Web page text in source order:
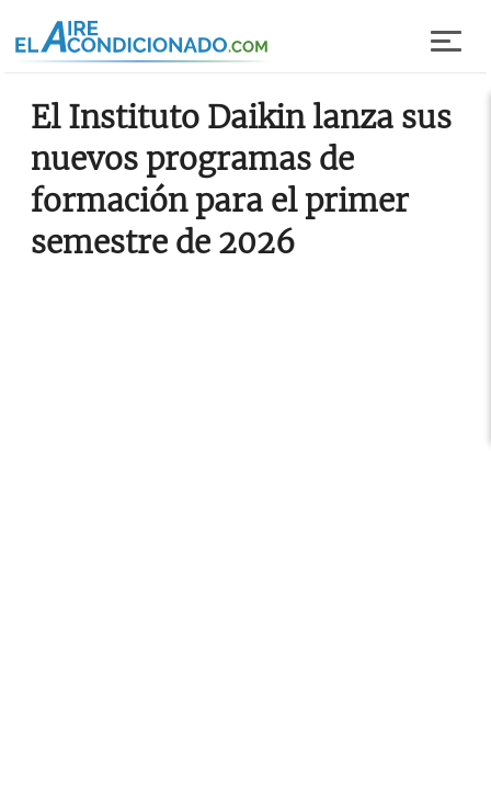
El Instituto Daikin lanza sus
nuevos programas de
formación para el primer
semestre de 2026